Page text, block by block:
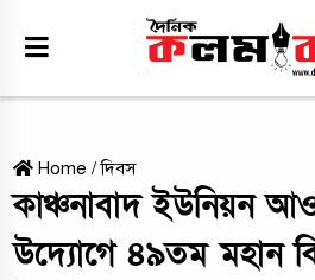
Home /দিবস
কাঞ্চনাবাদ ইউনিয়ন
উদ্যোগে ৪৯তম মহান